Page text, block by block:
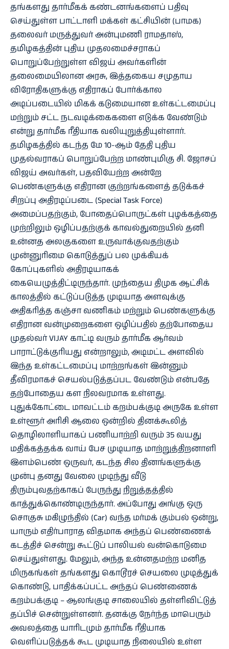
தங்களது தார்மீகக் கண்டனங்களைப் பதிவு
செய்துள்ள பாட்டாளி மக்கள் கட்சியின் (பாமக)
தலைவர் மருத்துவர் அன்புமணி ராமதாஸ்,
தமிழகத்தின் புதிய முதலமைச்சராகப்
பொறுப்பேற்றுள்ள விஜய் அவர்களின்
தலைமையிலான அரசு, இத்தகைய சமுதாய
விரோதிகளுக்கு எதிராகப் போர்க்கால
அடிப்படையில் மிகக் கடுமையான உள்கட்டமைப்பு
மற்றும் சட்ட நடவடிக்கைகளை எடுக்க வேண்டும்
என்று தார்மீக ரீதியாக வலியுறுத்தியுள்ளார்.
தமிழகத்தில் கடந்த மே 10-ஆம் தேதி புதிய
முதல்வராகப் பொறுப்பேற்ற மாண்புமிகு சி. ஜோசப்
விஜய் அவர்கள், பதவியேற்ற அன்றே
பெண்களுக்கு எதிரான குற்றங்களைத் தடுக்கச்
சிறப்பு அதிரடிப்படை (Special Task Force)
அமைப்பதற்கும், போதைப்பொருட்கள் புழக்கத்தை
முற்றிலும் ஒழிப்பதற்குக் காவல்துறையில் தனி
உன்னத அலகுகளை உருவாக்குவதற்கும்
முன்னுரிமை கொடுத்துப் பல முக்கியக்
கோப்புகளில் அதிரடியாகக்
கையெழுத்திட்டிருந்தார். முந்தைய திமுக ஆட்சிக்
காலத்தில் கட்டுப்படுத்த முடியாத அளவுக்கு
அதிகரித்த கஞ்சா வணிகம் மற்றும் பெண்களுக்கு
எதிரான வன்முறைகளை ஒழிப்பதில் தற்போதைய
முதல்வர் VIJAY காட்டி வரும் தார்மீக ஆர்வம்
பாராட்டுக்குரியது என்றாலும், அடிமட்ட அளவில்
இந்த உள்கட்டமைப்பு மாற்றங்கள் இன்னும்
தீவிரமாகச் செயல்படுத்தப்பட வேண்டும் என்பதே
தற்போதைய கள நிலவரமாக உள்ளது.
புதுக்கோட்டை மாவட்டம் கறம்பக்குடி அருகே உள்ள
உள்ளூர் அரிசி ஆலை ஒன்றில் தினக்கூலித்
தொழிலாளியாகப் பணியாற்றி வரும் 35 வயது
மதிக்கத்தக்க வாய் பேச முடியாத மாற்றுத்திறனாளி
இளம்பெண் ஒருவர், கடந்த சில தினங்களுக்கு
முன்பு தனது வேலை முடிந்து வீடு
திரும்புவதற்காகப் பேருந்து நிறுத்தத்தில்
காத்துக்கொண்டிருந்தார். அப்போது அங்கு ஒரு
சொகுசு மகிழுந்தில் (Car) வந்த மர்மக் கும்பல் ஒன்று,
யாரும் எதிர்பாராத விதமாக அந்தப் பெண்ணைக்
கடத்திச் சென்று கூட்டுப் பாலியல் வன்கொடுமை
செய்துள்ளது. மேலும், அந்த உன்னதமற்ற மனித
மிருகங்கள் தங்களது கொடூரச் செயலை முடித்துக்
கொண்டு, பாதிக்கப்பட்ட அந்தப் பெண்ணைக்
கறம்பக்குடி – ஆலங்குடி சாலையில் தள்ளிவிட்டுத்
தப்பிச் சென்றுள்ளனர். தனக்கு நேர்ந்த மாபெரும்
அவலத்தை யாரிடமும் தார்மீக ரீதியாக
வெளிப்படுத்தக் கூட முடியாத நிலையில் உள்ள